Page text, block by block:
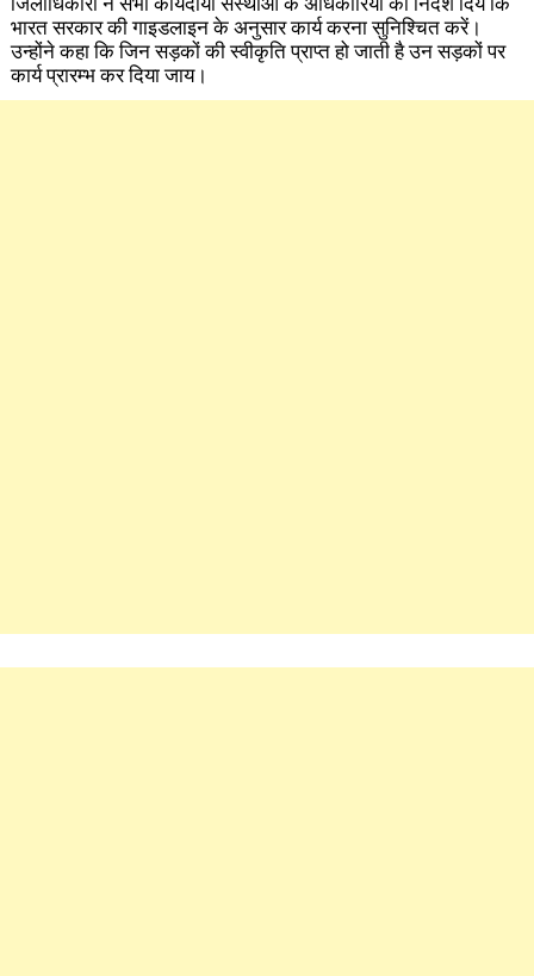
भारत सरकार की गाइडलाइन के अनुसार कार्य करना सुनिश्चित करें।
उन्होंने कहा कि जिन सड़कों की स्वीकृति प्राप्त हो जाती है उन सड़कों पर
कार्य प्रारम्भ कर दिया जाय।